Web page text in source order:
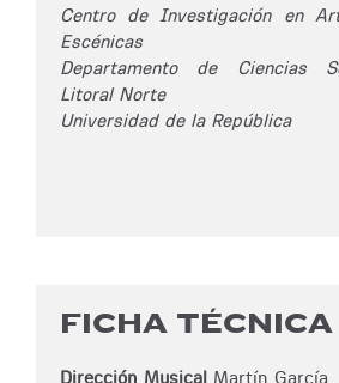
Centro de Investigación en
Escénicas
Departamento de Ciencias
Litoral Norte
Universidad de la República
FICHA TÉCNICA
Dirección Musical Martín García